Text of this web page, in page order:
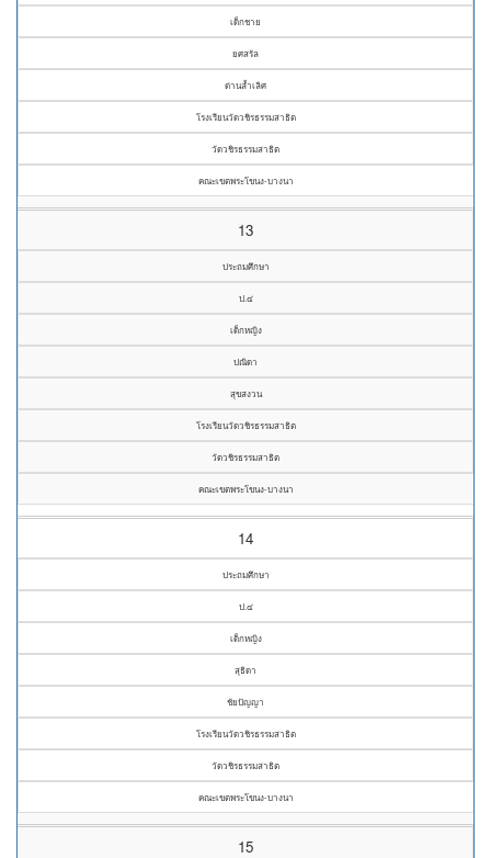
เด็กชาย
ยศสรัล
ด่านล้ำเลิศ
โรงเรียนวัดวชิรธรรมสาธิต
วัดวชิรธรรมสาธิต
คณะเขตพระโขนง-บางนา
13
ประถมศึกษา
ป.๔
เด็กหญิง
ปณิดา
สุขสงวน
โรงเรียนวัดวชิรธรรมสาธิต
วัดวชิรธรรมสาธิต
คณะเขตพระโขนง-บางนา
14
ประถมศึกษา
ป.๔
เด็กหญิง
สุธิดา
ชัยปัญญา
โรงเรียนวัดวชิรธรรมสาธิต
วัดวชิรธรรมสาธิต
คณะเขตพระโขนง-บางนา
15